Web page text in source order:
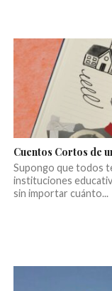
Cuentos Cortos de
Supongo que todos
instituciones
sin importar cuánto...